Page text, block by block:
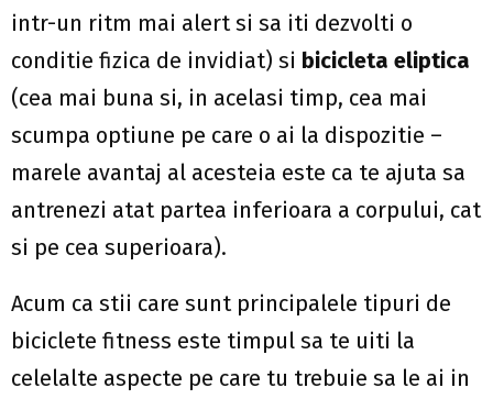
intr-un ritm mai alert si sa iti dezvolti o
conditie fizica de invidiat) si bicicleta eliptica
(cea mai buna si, in acelasi timp, cea mai
scumpa optiune pe care o ai la dispozitie –
marele avantaj al acesteia este ca te ajuta sa
antrenezi atat partea inferioara a corpului, cat
si pe cea superioara).
Acum ca stii care sunt principalele tipuri de
biciclete fitness este timpul sa te uiti la
celelalte aspecte pe care tu trebuie sa le ai in